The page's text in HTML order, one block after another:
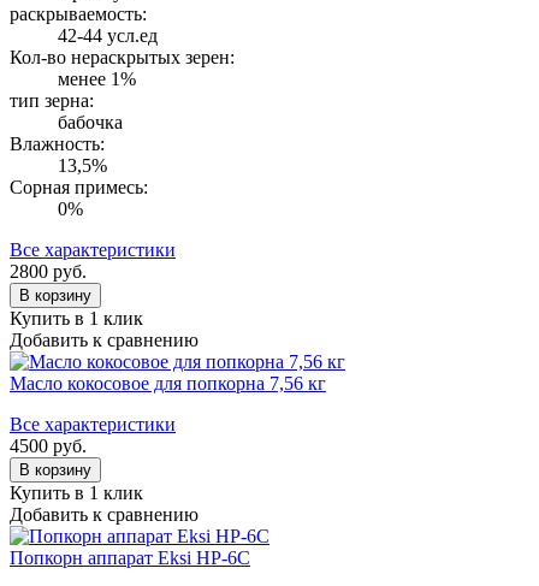
раскрываемость:
42-44 усл.ед
Кол-во нераскрытых зерен:
менее 1%
тип зерна:
бабочка
Влажность:
13,5%
Сорная примесь:
0%
Все характеристики
2800 руб.
В корзину
Купить в 1 клик
Добавить к сравнению
Масло кокосовое для попкорна 7,56 кг
Все характеристики
4500 руб.
В корзину
Купить в 1 клик
Добавить к сравнению
Попкорн аппарат Eksi HP-6C